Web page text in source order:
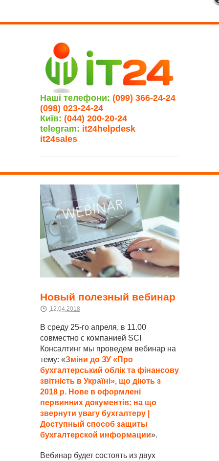
Наші телефони: (099) 366-24-24
(098) 023-24-24
Київ: (044) 200-20-24
telegram: it24helpdesk
it24sales
Новый полезный вебинар
12.04.2018
В среду 25-го апреля, в 11.00
совместно с компанией SCI
Консалтинг мы проведем вебинар на
тему: «Зміни до ЗУ «Про
бухгалтерський облік та фінансову
звітність в Україні», що діють з
2018 р. Нове в оформлені
первинних документів: на що
звернути увагу бухгалтеру |
Доступный способ защиты
бухгалтерской информации».
Вебинар будет состоять из двух